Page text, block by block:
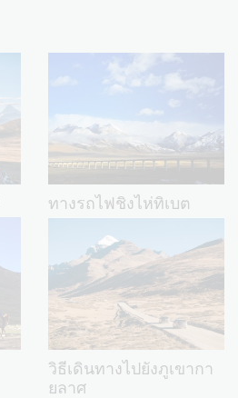
ทางรถไฟชิงไห่ทิเบต
วิธีเดินทางไปยังภูเขากา
ยลาศ